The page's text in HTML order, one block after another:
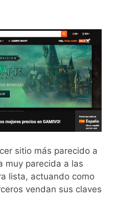
sitio más parecido a
muy parecida a las
lista, actuando como
vendan sus claves